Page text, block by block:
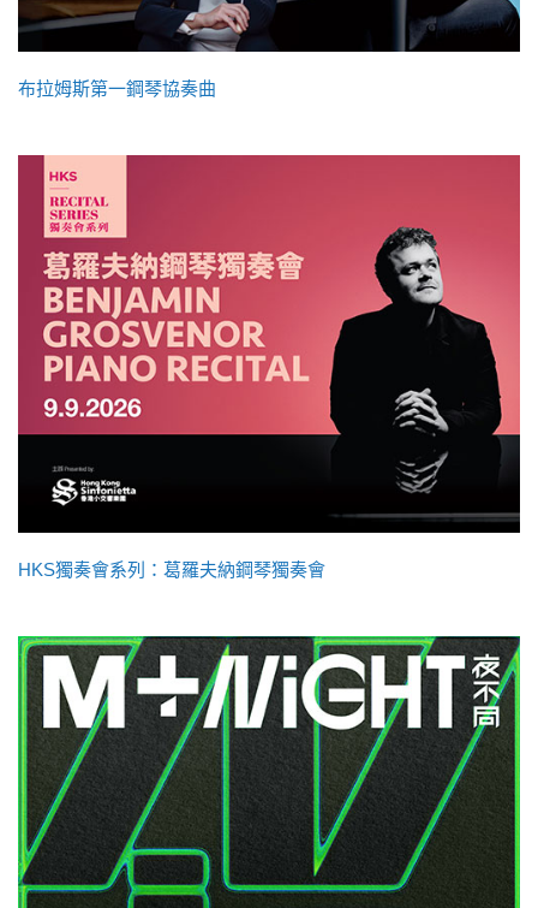
布拉姆斯第一鋼琴協奏曲
HKS獨奏會系列：葛羅夫納鋼琴獨奏會